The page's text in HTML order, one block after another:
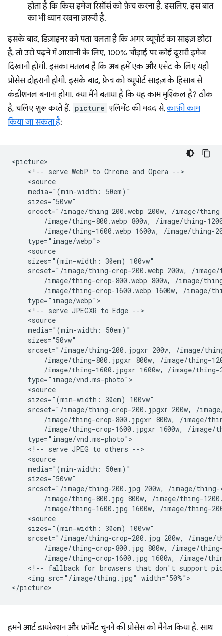
होता है कि किस इमेज रिसॉर्स को फ़ेच करना है. इसलिए, इस बात
का भी ध्यान रखना ज़रूरी है.
इसके बाद, डिज़ाइनर को पता चलता है कि अगर व्यूपोर्ट का साइज़ छोटा
है, तो उसे पढ़ने में आसानी के लिए, 100% चौड़ाई पर कोई दूसरी इमेज
दिखानी होगी. इसका मतलब है कि अब हमें एक और एसेट के लिए यही
प्रोसेस दोहरानी होगी. इसके बाद, फ़ेच को व्यूपोर्ट साइज़ के हिसाब से
कंडीशनल बनाना होगा. क्या मैंने बताया है कि यह काम मुश्किल है? ठीक
है, चलिए शुरू करते हैं. picture एलिमेंट की मदद से,काफ़ी काम
किया जा सकता है:
<picture>
    <!-- serve WebP to Chrome and Opera -->
    <source
    media="(min-width: 50em)"
    sizes="50vw"
srcset="/image/thing-200.webp 200w, /image/
/image/thing-800.webp 800w, /image/thing-
/image/thing-1600.webp 1600w, /image/thing-
    type="image/webp">
    <source
    sizes="(min-width: 30em) 100vw"
srcset="/image/thing-crop-200.webp 200w, /
/image/thing-crop-800.webp 800w, /image/
/image/thing-crop-1600.webp 1600w, /image/
    type="image/webp">
    <!-- serve JPEGXR to Edge -->
    <source
    media="(min-width: 50em)"
    sizes="50vw"
srcset="/image/thing-200.jpgxr 200w, /image/
/image/thing-800.jpgxr 800w, /image/thing-
/image/thing-1600.jpgxr 1600w, /image/
    type="image/vnd.ms-photo">
    <source
    sizes="(min-width: 30em) 100vw"
srcset="/image/thing-crop-200.jpgxr 200w, /
/image/thing-crop-800.jpgxr 800w, /image/
/image/thing-crop-1600.jpgxr 1600w, /image/
    type="image/vnd.ms-photo">
    <!-- serve JPEG to others -->
    <source
    media="(min-width: 50em)"
    sizes="50vw"
srcset="/image/thing-200.jpg 200w, /image/
/image/thing-800.jpg 800w, /image/thing-
/image/thing-1600.jpg 1600w, /image/thing-
    <source
    sizes="(min-width: 30em) 100vw"
srcset="/image/thing-crop-200.jpg 200w, /image/
/image/thing-crop-800.jpg 800w, /image/
/image/thing-crop-1600.jpg 1600w, /image/
<!-- fallback for browsers that don't support
    <img src="/image/thing.jpg" width="50%">
हमने आर्ट डायरेक्शन और फ़ॉर्मैट चुनने की प्रोसेस को मैनेज किया है. साथ